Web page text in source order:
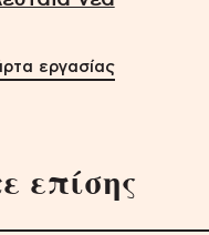
εργασίας
επίσης